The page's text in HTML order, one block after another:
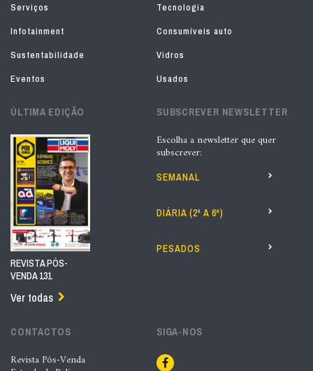
Serviços
Tecnologia
Infotainment
Consumíveis auto
Sustentabilidade
Vidros
Eventos
Usados
ÚLTIMA EDIÇÃO
REVISTA PÓS-
VENDA 131
Ver todas
SUBSCREVER NEWSLETTER
Escolha a newsletter que quer
subscrever:
SEMANAL
DIÁRIA (2ª A 6ª)
PESADOS
CONTACTOS
Revista Pós-Venda
SIGA-NOS